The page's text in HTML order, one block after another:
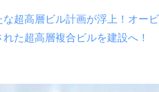
超高層ビル計画が浮上！オー
た超高層複合ビルを建設へ！